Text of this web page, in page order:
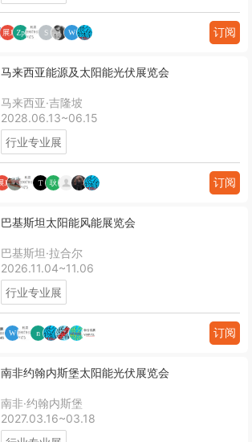
订阅
马来西亚能源及太阳能光伏展览会
马来西亚·吉隆坡
2028.06.13~06.15
行业专业展
订阅
巴基斯坦太阳能风能展览会
巴基斯坦·拉合尔
2026.11.04~11.06
行业专业展
订阅
南非约翰内斯堡太阳能光伏展览会
南非·约翰内斯堡
2027.03.16~03.18